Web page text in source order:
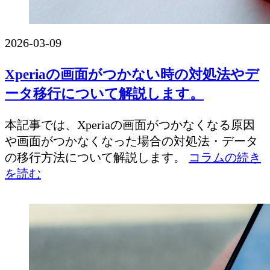
2026-03-09
Xperiaの画面がつかない時の対処法やデ
ータ移行について解説します。
本記事では、Xperiaの画面がつかなくなる原因
や画面がつかなくなった場合の対処法・データ
の移行方法について解説します。
コラムの続き
を読む